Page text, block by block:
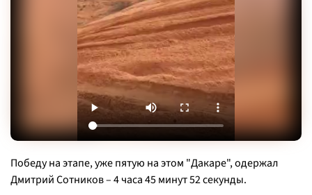
Победу на этапе, уже пятую на этом "Дакаре", одержал
Дмитрий Сотников – 4 часа 45 минут 52 секунды.